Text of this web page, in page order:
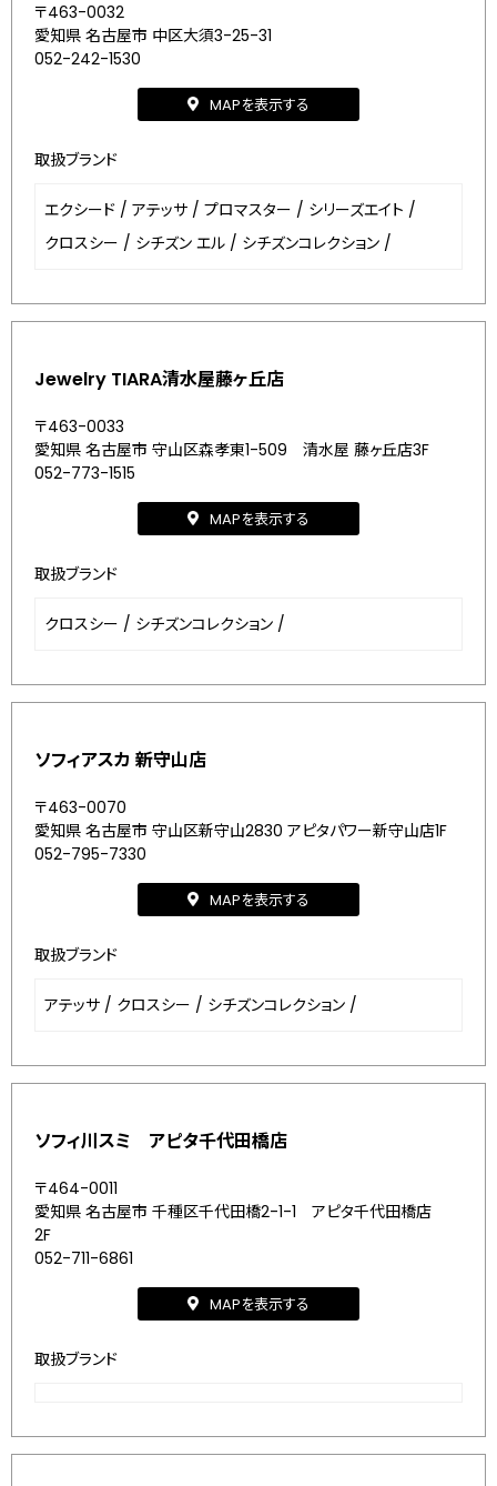
〒463-0032
愛知県 名古屋市 中区大須3-25-31
052-242-1530
MAPを表示する
取扱ブランド
エクシード / アテッサ / プロマスター / シリーズエイト /
クロスシー / シチズン エル / シチズンコレクション /
Jewelry TIARA清水屋藤ヶ丘店
〒463-0033
愛知県 名古屋市 守山区森孝東1-509 清水屋 藤ヶ丘店3F
052-773-1515
MAPを表示する
取扱ブランド
クロスシー / シチズンコレクション /
ソフィアスカ 新守山店
〒463-0070
愛知県 名古屋市 守山区新守山2830 アピタパワー新守山店1F
052-795-7330
MAPを表示する
取扱ブランド
アテッサ / クロスシー / シチズンコレクション /
ソフィ川スミ アピタ千代田橋店
〒464-0011
愛知県 名古屋市 千種区千代田橋2-1-1 アピタ千代田橋店
2F
052-711-6861
MAPを表示する
取扱ブランド